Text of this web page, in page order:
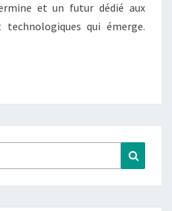
et un futur dédié aux
qui émerge.